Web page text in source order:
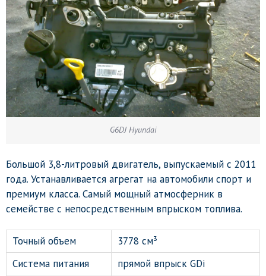
G6DJ Hyundai
Большой 3,8-литровый двигатель, выпускаемый с 2011
года. Устанавливается агрегат на автомобили спорт и
премиум класса. Самый мощный атмосферник в
семействе с непосредственным впрыском топлива.
Точный объем
3778 см³
Система питания
прямой впрыск GDi